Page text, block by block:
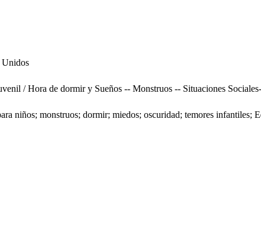
Unidos
/ Hora de dormir y Sueños -- Monstruos -- Situaciones
niños; monstruos; dormir; miedos; oscuridad; temores infantiles;